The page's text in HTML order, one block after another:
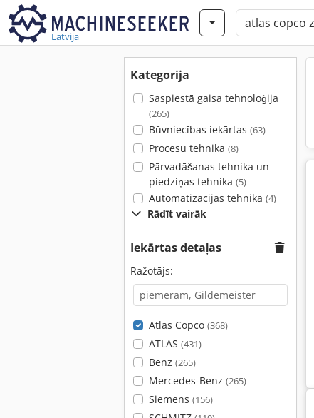
Latvija
Kategorija
Saspiestā gaisa tehnoloģija
(265)
Būvniecības iekārtas (63)
Procesu tehnika (8)
Pārvadāšanas tehnika un
piedziņas tehnika (5)
Automatizācijas tehnika (4)
Rādīt vairāk
Iekārtas detaļas
Ražotājs:
Atlas Copco (368)
ATLAS (431)
Benz (265)
Mercedes-Benz (265)
Siemens (156)